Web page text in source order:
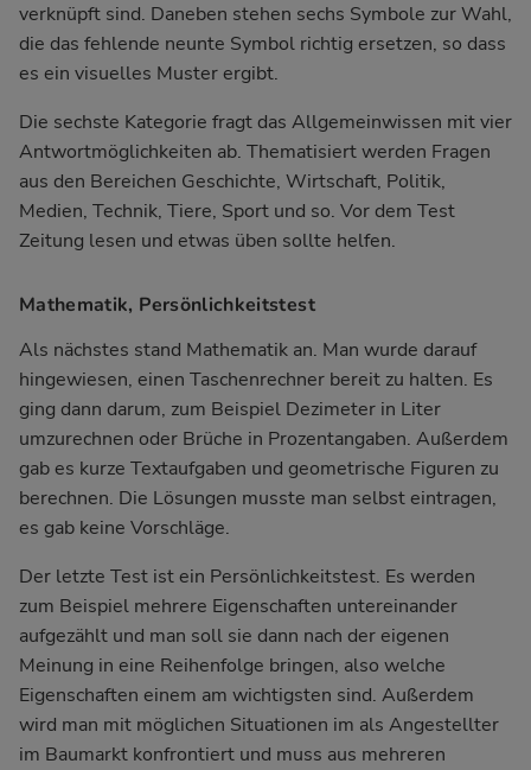
verknüpft sind. Daneben stehen sechs Symbole zur Wahl,
die das fehlende neunte Symbol richtig ersetzen, so dass
es ein visuelles Muster ergibt.
Die sechste Kategorie fragt das Allgemeinwissen mit vier
Antwortmöglichkeiten ab. Thematisiert werden Fragen
aus den Bereichen Geschichte, Wirtschaft, Politik,
Medien, Technik, Tiere, Sport und so. Vor dem Test
Zeitung lesen und etwas üben sollte helfen.
Mathematik, Persönlichkeitstest
Als nächstes stand Mathematik an. Man wurde darauf
hingewiesen, einen Taschenrechner bereit zu halten. Es
ging dann darum, zum Beispiel Dezimeter in Liter
umzurechnen oder Brüche in Prozentangaben. Außerdem
gab es kurze Textaufgaben und geometrische Figuren zu
berechnen. Die Lösungen musste man selbst eintragen,
es gab keine Vorschläge.
Der letzte Test ist ein Persönlichkeitstest. Es werden
zum Beispiel mehrere Eigenschaften untereinander
aufgezählt und man soll sie dann nach der eigenen
Meinung in eine Reihenfolge bringen, also welche
Eigenschaften einem am wichtigsten sind. Außerdem
wird man mit möglichen Situationen im als Angestellter
im Baumarkt konfrontiert und muss aus mehreren